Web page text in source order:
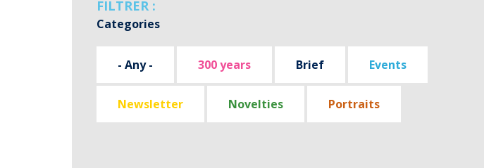
FILTRER :
Categories
- Any - 300 years Brief Events
Newsletter Novelties Portraits